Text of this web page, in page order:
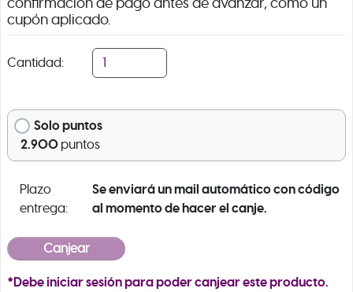
cupón aplicado.
Cantidad:
Solo puntos
2.900 puntos
Plazo
entrega:
Se enviará un mail automático con código
al momento de hacer el canje.
*Debe iniciar sesión para poder canjear este producto.